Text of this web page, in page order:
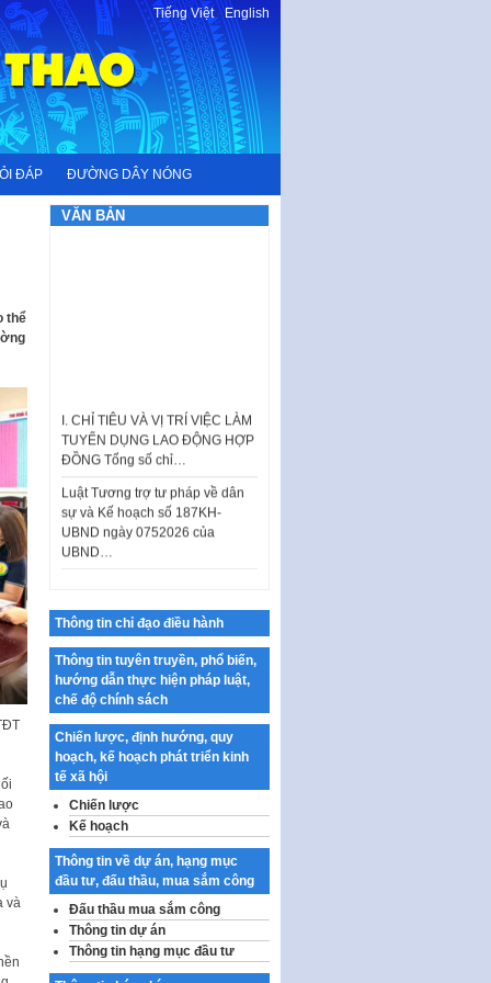
Tiếng Việt-English
ĐÁP ĐƯỜNG DÂY NÓNG
thể
và
VĂN BẢN
TUYỂN DỤNG LAO ĐỘNG HỢP
ĐỒNG Tổng số chỉ…
Luật Tương trợ tư pháp về dân
sự và Kế hoạch số 187KH-
UBND ngày 0752026 của
UBND…
Ban hành Danh mục vị trí khai
Kế hoạch Tổ chức Cuộc thi
chính luận về bảo vệ nền tảng tư
tưởng của Đảng…
Công bố công khai dự toán kinh
phí xây dựng pháp luật, hoàn
thiện thể chế, chính…
Quy định về nghiên cứu, ứng
dụng khoa học, công nghệ, đổi
mới sáng tạo và chuyển…
Quy định chi tiết và hướng dẫn
thi hành một số điều của Luật Lý
lịch tư…
Sửa đổi, bổ sung một số nội
dung tại Nghị quyết số 30/NQ-
CP ngày 24 tháng 02…
Thông tin chỉ đạo điều hành
Thông tin tuyên truyền, phổ biến,
hướng dẫn thực hiện pháp luật,
chế độ chính sách
Chiến lược, định hướng, quy
hoạch, kế hoạch phát triển kinh
tế xã hội
Chiến lược
Kế hoạch
Thông tin về dự án, hạng mục
đầu tư, đấu thầu, mua sắm công
Đấu thầu mua sắm công
Thông tin dự án
Thông tin hạng mục đầu tư